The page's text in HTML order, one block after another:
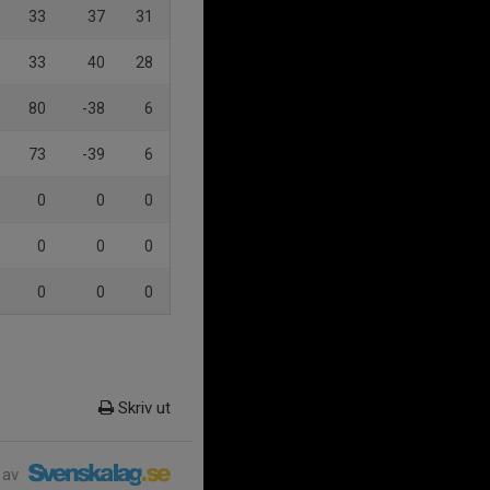
33 37 31
33 40 28
80 -38 6
73 -39 6
0 0 0
0 0 0
0 0 0
Skriv ut